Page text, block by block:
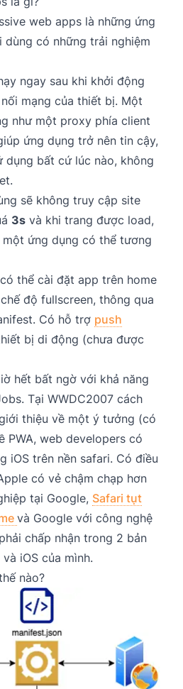
web apps là những ứng
có những trải nghiệm
ngay sau khi khởi động
mạng của thiết bị. Một
như một proxy phía client
ứng dụng trở nên tin cậy,
dụng bất cứ lúc nào, không
sẽ không truy cập site
3s và khi trang được load,
ứng dụng có thể tương
thể cài đặt app trên home
độ fullscreen, thông qua
Có hỗ trợ push
bị di động (chưa được
hết bất ngờ với khả năng
Tại WWDC2007 cách
thiệu về một ý tưởng (có
PWA, web developers có
iOS trên nền safari. Có điều
có vẻ chậm chạp hơn
tại Google, Safari tụt
và Google với công nghệ
chấp nhận trong 2 bản
iOS của mình.
nào?